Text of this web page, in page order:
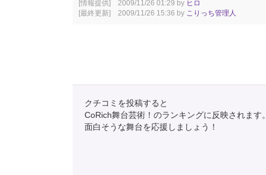
[情報提供] 2009/11/26 01:29 by ヒロ
[最終更新] 2009/11/26 15:36 by こりっち管理人
クチコミを投稿すると
CoRich舞台芸術！のランキングに反映されます。
面白そうな舞台を応援しましょう！